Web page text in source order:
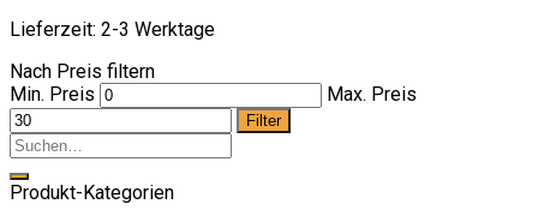
Lieferzeit: 2-3 Werktage
Nach Preis filtern
Min. Preis
Max. Preis
Filter
Produkt-Kategorien